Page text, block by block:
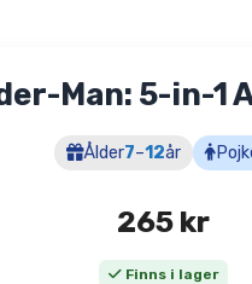
Man: 5-in-1
Ålder7–12år
265 kr
Finns i lager